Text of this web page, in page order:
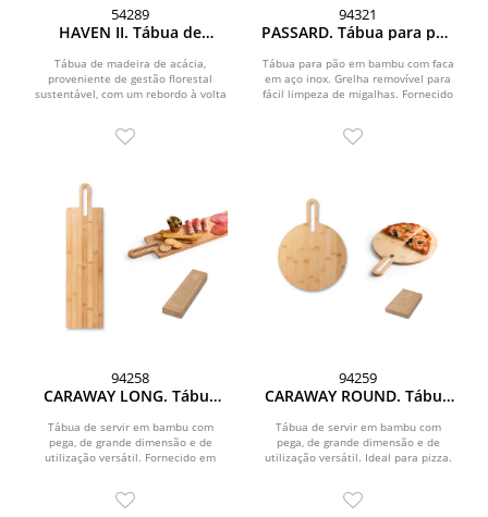
54289
HAVEN II. Tábua de
um rebordo à volta da
tábua
Tábua de madeira de acácia,
proveniente de gestão florestal
sustentável, com um rebordo à volta
94321
PASSARD. Tábua para pão
aço inox
Tábua para pão em bambu com faca
em aço inox. Grelha removível para
fácil limpeza de migalhas. Fornecido
94258
CARAWAY LONG. Tábua
bambu com pega
Tábua de servir em bambu com
pega, de grande dimensão e de
utilização versátil. Fornecido em
94259
CARAWAY ROUND. Tábua
bambu com pega
Tábua de servir em bambu com
pega, de grande dimensão e de
utilização versátil. Ideal para pizza.